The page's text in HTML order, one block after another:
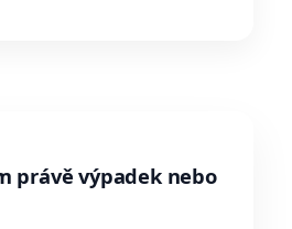
právě výpadek nebo